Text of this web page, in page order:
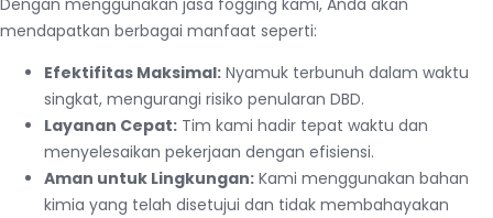
mendapatkan berbagai manfaat seperti:
Efektifitas Maksimal: Nyamuk terbunuh dalam waktu
singkat, mengurangi risiko penularan DBD.
Layanan Cepat: Tim kami hadir tepat waktu dan
menyelesaikan pekerjaan dengan efisiensi.
Aman untuk Lingkungan: Kami menggunakan bahan
kimia yang telah disetujui dan tidak membahayakan